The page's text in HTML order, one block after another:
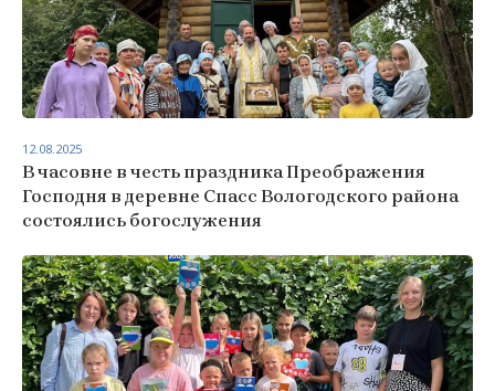
В часовне в честь праздника Преображения
Господня в деревне Спасс Вологодского района
состоялись богослужения
12.08.2025